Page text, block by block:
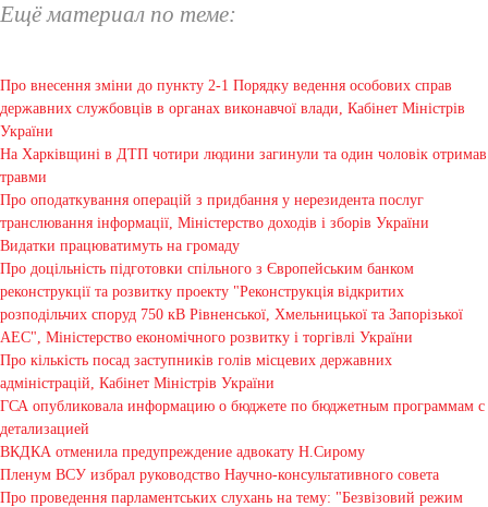
Ещё материал по теме:
Про внесення зміни до пункту 2-1 Порядку ведення особових справ
державних службовців в органах виконавчої влади, Кабінет Міністрів
України
На Харківщині в ДТП чотири людини загинули та один чоловік отримав
травми
Про оподаткування операцій з придбання у нерезидента послуг
транслювання інформації, Міністерство доходів і зборів України
Видатки працюватимуть на громаду
Про доцільність підготовки спільного з Європейським банком
реконструкції та розвитку проекту "Реконструкція відкритих
розподільчих споруд 750 кВ Рівненської, Хмельницької та Запорізької
АЕС", Міністерство економічного розвитку і торгівлі України
Про кількість посад заступників голів місцевих державних
адміністрацій, Кабінет Міністрів України
ГСА опубликовала информацию о бюджете по бюджетным программам с
детализацией
ВКДКА отменила предупреждение адвокату Н.Сирому
Пленум ВСУ избрал руководство Научно-консультативного совета
Про проведення парламентських слухань на тему: "Безвізовий режим